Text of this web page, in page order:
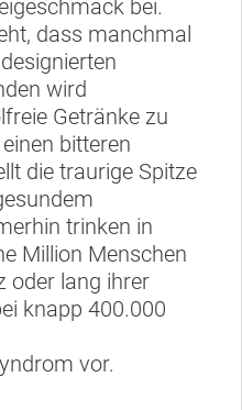
bei.
dass manchmal
wird
Getränke zu
bitteren
die traurige Spitze
trinken in
Million Menschen
oder lang ihrer
knapp 400.000
vor.